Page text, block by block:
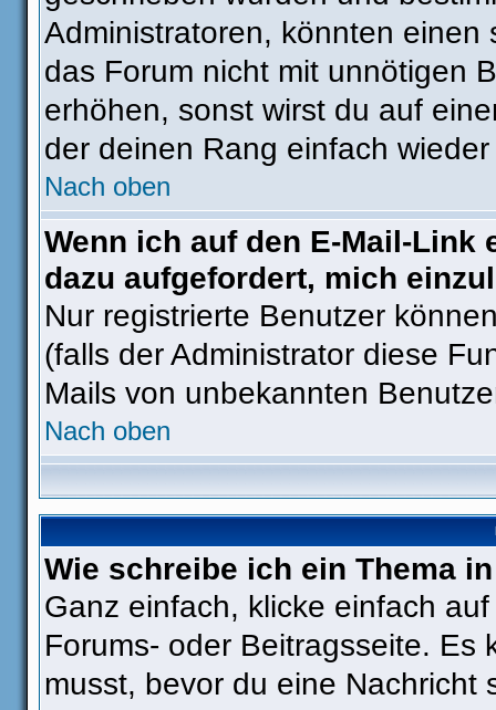
Administratoren, könnten
das Forum nicht mit unnötigen
erhöhen, sonst wirst du auf
der deinen Rang einfach
Nach oben
Wenn ich auf den E-Mail-
dazu aufgefordert, mich
Nur registrierte Benutzer
(falls der Administrator diese
Mails von unbekannten
Nach oben
Wie schreibe ich ein Thema
Ganz einfach, klicke einfach
Forums- oder Beitragsseite. Es
musst, bevor du eine Nachricht